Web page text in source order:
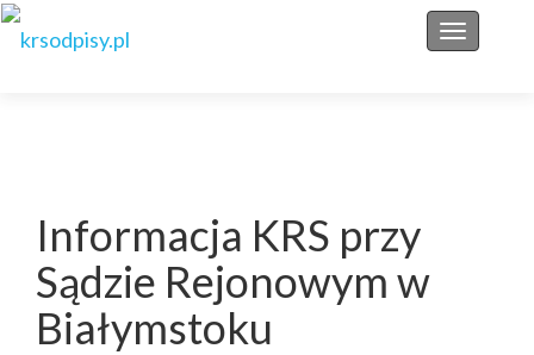
Przełącz
Informacja KRS przy
Sądzie Rejonowym w
Białymstoku